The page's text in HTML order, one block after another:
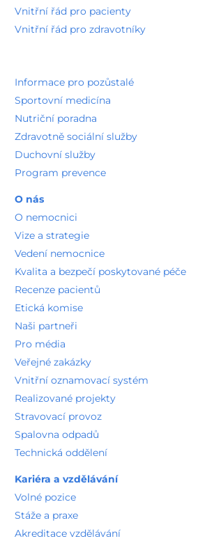
Vnitřní řád pro pacienty
Vnitřní řád pro zdravotníky
Informace pro pozůstalé
Sportovní medicína
Nutriční poradna
Zdravotně sociální služby
Duchovní služby
Program prevence
O nás
O nemocnici
Vize a strategie
Vedení nemocnice
Kvalita a bezpečí poskytované péče
Recenze pacientů
Etická komise
Naši partneři
Pro média
Veřejné zakázky
Vnitřní oznamovací systém
Realizované projekty
Stravovací provoz
Spalovna odpadů
Technická oddělení
Kariéra a vzdělávání
Volné pozice
Stáže a praxe
Akreditace vzdělávání